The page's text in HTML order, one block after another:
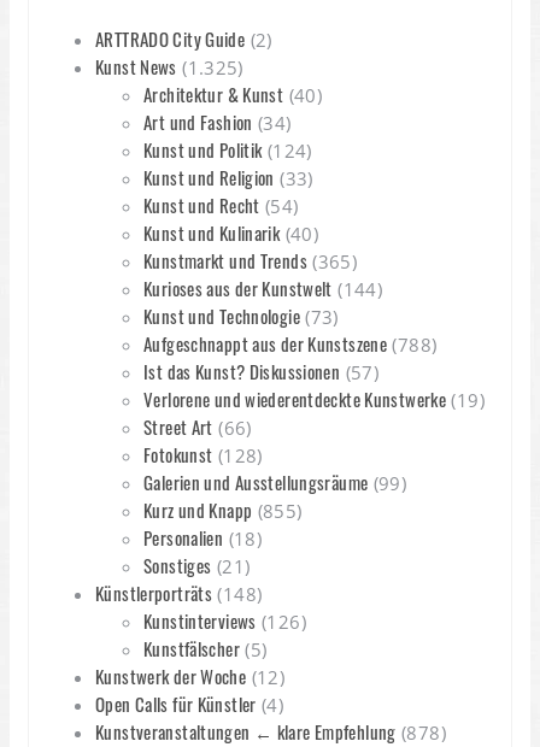
ARTTRADO City Guide (2)
Kunst News (1.325)
Architektur & Kunst (40)
Art und Fashion (34)
Kunst und Politik(124)
Kunst und Religion (33)
Kunst und Recht (54)
Kunst und Kulinarik(40)
Kunstmarkt und Trends(365)
Kurioses aus der Kunstwelt (144)
Kunst und Technologie(73)
Aufgeschnappt aus der Kunstszene (788)
Ist das Kunst? Diskussionen (57)
Verlorene und wiederentdeckte Kunstwerke (19)
Street Art (66)
Fotokunst (128)
Galerien und Ausstellungsräume (99)
Kurz und Knapp (855)
Personalien (18)
Sonstiges (21)
Künstlerporträts (148)
Kunstinterviews (126)
Kunstfälscher(5)
Kunstwerk der Woche (12)
Open Calls für Künstler (4)
Kunstveranstaltungen ← klare Empfehlung (878)